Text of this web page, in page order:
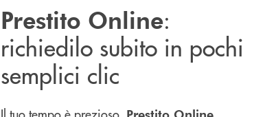
Prestito Online:
richiedilo subito in pochi
semplici clic